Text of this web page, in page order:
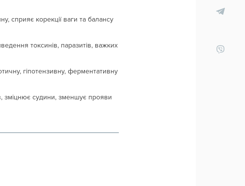
сприяє корекції ваги та балансу
токсинів, паразитів, важких
гіпотензивну, ферментативну
зміцнює судини, зменшує прояви